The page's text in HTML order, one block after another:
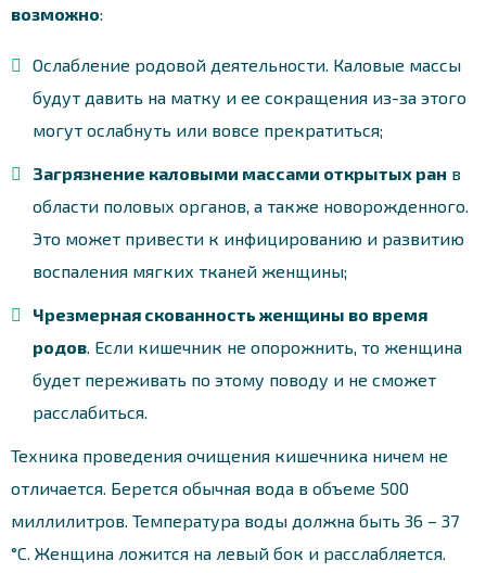
возможно:
Ослабление родовой деятельности. Каловые массы
будут давить на матку и ее сокращения из-за этого
могут ослабнуть или вовсе прекратиться;
Загрязнение каловыми массами открытых ран в
области половых органов, а также новорожденного.
Это может привести к инфицированию и развитию
воспаления мягких тканей женщины;
Чрезмерная скованность женщины во время
родов. Если кишечник не опорожнить, то женщина
будет переживать по этому поводу и не сможет
расслабиться.
Техника проведения очищения кишечника ничем не
отличается. Берется обычная вода в объеме 500
миллилитров. Температура воды должна быть 36 – 37
°С. Женщина ложится на левый бок и расслабляется.